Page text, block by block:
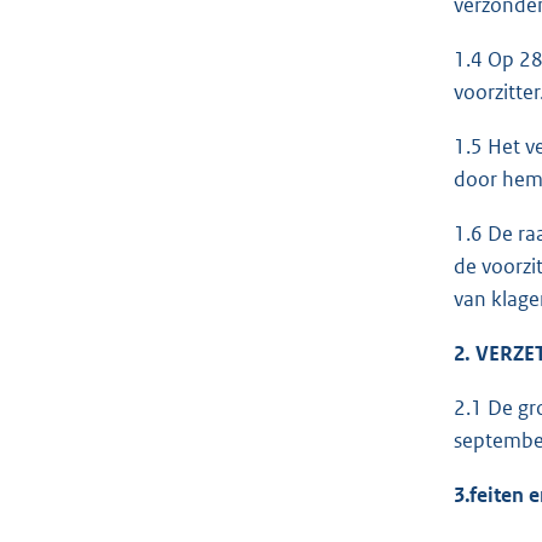
1.4 Op
1.5 Het
door
1.6 De
de
van
2.
2.1 De
3.feiten